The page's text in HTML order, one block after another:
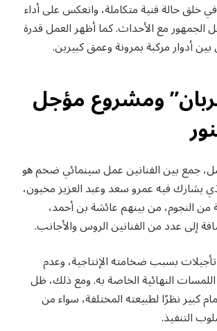
خلق حالة فنية متكاملة، وانعكس على أداء
مع الأحداث. كما أظهر العمل قدرة
أدوار مركبة بمرونة وعمق كبيرين.
ومشروع مؤجل
جمع بين الفنانين عمل سينمائي ضخم هو
يشارك فيه عمرو سعد وعبد العزيز مخيون،
النجوم، من بينهم عائشة بن أحمد،
إلى عدد من الفنانين الروس والأجانب.
بسبب ضخامته الإنتاجية، وعدم
النهائية الخاصة به. ومع ذلك، ظل
كبير نظرًا لطبيعته المختلفة، سواء من
التنفيذ.